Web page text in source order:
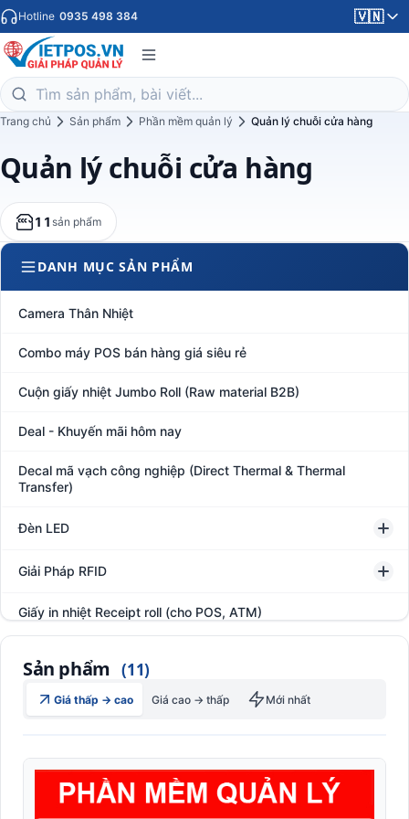
Hotline 0935 498 384 🇻🇳
Trang chủ Sản phẩm Phần mềm quản lý Quản lý chuỗi cửa hàng
Quản lý chuỗi cửa hàng
11 sản phẩm
DANH MỤC SẢN PHẨM
Camera Thân Nhiệt
Combo máy POS bán hàng giá siêu rẻ
Cuộn giấy nhiệt Jumbo Roll (Raw material B2B)
Deal - Khuyến mãi hôm nay
Decal mã vạch công nghiệp (Direct Thermal & Thermal
Transfer)
Đèn LED
Giải Pháp RFID
Giấy in nhiệt Receipt roll (cho POS, ATM)
In thẻ khách hàng
Kệ siêu thị trưng bày
Sản phẩm (11)
Giá thấp → cao Giá cao → thấp Mới nhất